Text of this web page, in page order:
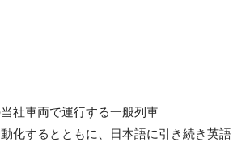
社車両で運行する一般列車
化するとともに、日本語に引き続き英語